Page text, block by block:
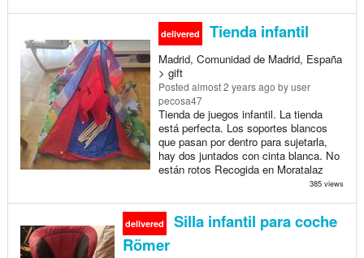
delivered Tienda infantil
Madrid, Comunidad de Madrid, España
> gift
Posted almost 2 years ago by user
pecosa47
Tienda de juegos infantil. La tienda
está perfecta. Los soportes blancos
que pasan por dentro para sujetarla,
hay dos juntados con cinta blanca. No
están rotos Recogida en Moratalaz
385 views
delivered
Silla infantil para coche
Römer